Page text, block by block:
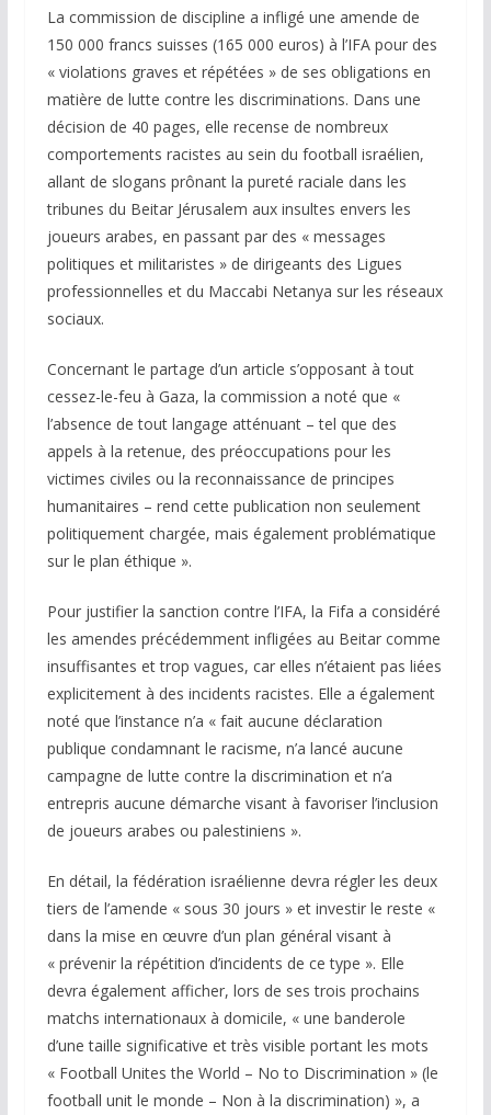
La commission de discipline a infligé une amende de
150 000 francs suisses (165 000 euros) à l’IFA pour des
« violations graves et répétées » de ses obligations en
matière de lutte contre les discriminations. Dans une
décision de 40 pages, elle recense de nombreux
comportements racistes au sein du football israélien,
allant de slogans prônant la pureté raciale dans les
tribunes du Beitar Jérusalem aux insultes envers les
joueurs arabes, en passant par des « messages
politiques et militaristes » de dirigeants des Ligues
professionnelles et du Maccabi Netanya sur les réseaux
sociaux.
Concernant le partage d’un article s’opposant à tout
cessez-le-feu à Gaza, la commission a noté que «
l’absence de tout langage atténuant – tel que des
appels à la retenue, des préoccupations pour les
victimes civiles ou la reconnaissance de principes
humanitaires – rend cette publication non seulement
politiquement chargée, mais également problématique
sur le plan éthique ».
Pour justifier la sanction contre l’IFA, la Fifa a considéré
les amendes précédemment infligées au Beitar comme
insuffisantes et trop vagues, car elles n’étaient pas liées
explicitement à des incidents racistes. Elle a également
noté que l’instance n’a « fait aucune déclaration
publique condamnant le racisme, n’a lancé aucune
campagne de lutte contre la discrimination et n’a
entrepris aucune démarche visant à favoriser l’inclusion
de joueurs arabes ou palestiniens ».
En détail, la fédération israélienne devra régler les deux
tiers de l’amende « sous 30 jours » et investir le reste «
dans la mise en œuvre d’un plan général visant à
« prévenir la répétition d’incidents de ce type ». Elle
devra également afficher, lors de ses trois prochains
matchs internationaux à domicile, « une banderole
d’une taille significative et très visible portant les mots
« Football Unites the World – No to Discrimination » (le
football unit le monde – Non à la discrimination) », a